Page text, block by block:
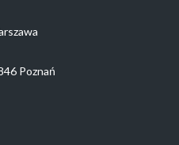
Poznań